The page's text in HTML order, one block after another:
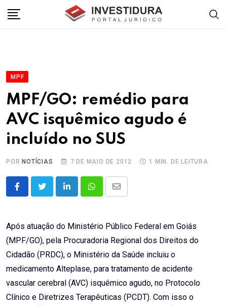
MPF
MPF/GO: remédio para
AVC isquêmico agudo é
incluído no SUS
POR NOTÍCIAS 7 DE MAIO DE 2012 1 MIN. DE LEITURA
LinkedInWhatsappShare
Email
Após atuação do Ministério Público Federal em Goiás
(MPF/GO), pela Procuradoria Regional dos Direitos do
Cidadão (PRDC), o Ministério da Saúde incluiu o
medicamento Alteplase, para tratamento de acidente
vascular cerebral (AVC) isquêmico agudo, no Protocolo
Clínico e Diretrizes Terapêuticas (PCDT). Com isso o